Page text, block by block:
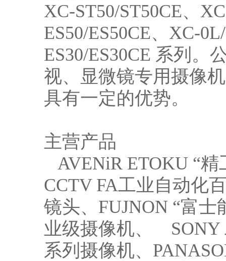
XC-ST50/ST50CE、
ES50/ES50CE、XC-
ES30/ES30CE 系列。
视、显微镜专用摄像
具有一定的优势。
主营产品
AVENiR ETOKU “精
CCTV FA工业自动化
镜头、FUJNON “富
业级摄像机、 SONY
系列摄像机、